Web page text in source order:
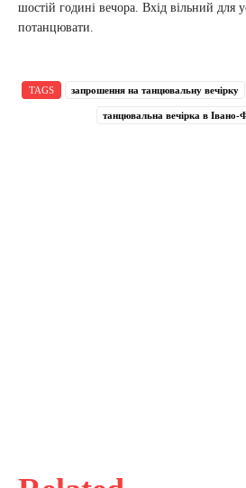
шостій годині вечора. Вхід вільний для
потанцювати.
TAGS запрошення на танцювальну вечірку
танцювальна вечірка в Івано-